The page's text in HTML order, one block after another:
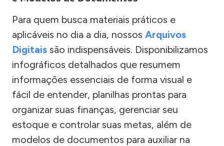
Para quem busca materiais práticos e
aplicáveis no dia a dia, nossos Arquivos
Digitais são indispensáveis. Disponibilizamos
infográficos detalhados que resumem
informações essenciais de forma visual e
fácil de entender, planilhas prontas para
organizar suas finanças, gerenciar seu
estoque e controlar suas metas, além de
modelos de documentos para auxiliar na